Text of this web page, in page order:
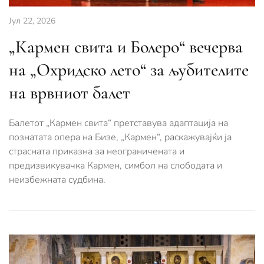
Јул 22, 2026
„Кармен свита и Болеро“ вечерва
на „Охридско лето“ за љубителите
на врвниот балет
Балетот „Кармен свита“ претставува адаптација на
познатата опера на Бизе, „Кармен“, раскажувајќи ја
страсната приказна за неограничената и
предизвикувачка Кармен, симбол на слободата и
неизбежната судбина.